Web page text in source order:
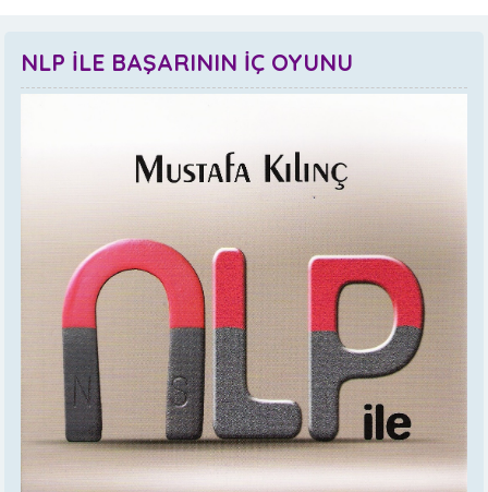
NLP İLE BAŞARININ İÇ OYUNU